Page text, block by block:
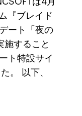
『ブレイド
ート「夜の
施すること
ト特設サイ
。 以下、